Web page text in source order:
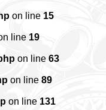
on line 15
line 19
on line 63
on line 89
on line 131